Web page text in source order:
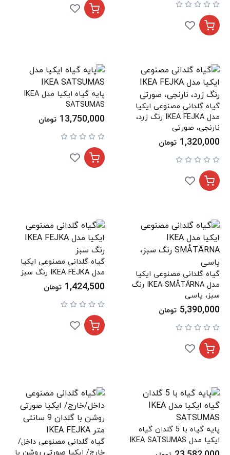
گیاه گلدانی مصنوعی ایکیا
مدل IKEA FEJKA رنگ زرد،
نارنجی، صورتی
1,320,000 تومان
پایه گیاه ایکیا مدل IKEA
SATSUMAS
13,750,000 تومان
گیاه گلدانی مصنوعی ایکیا
مدل IKEA SMÅTÄRNA رنگ
سبز، یاسی
5,390,000 تومان
گیاه گلدانی مصنوعی ایکیا
مدل IKEA FEJKA رنگ سبز
1,424,500 تومان
پایه گیاه با 5 گلدان گیاه
ایکیا مدل IKEA SATSUMAS
گیاه گلدانی مصنوعی داخل/
خارج/ ایکیا صورتی روشن با